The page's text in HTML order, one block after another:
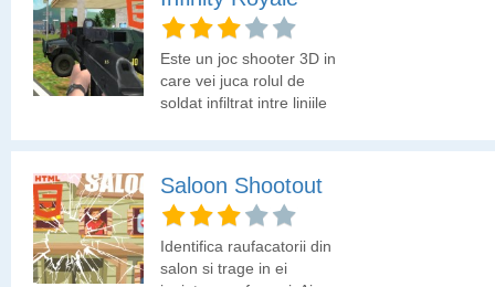
Este un joc shooter 3D in
care vei juca rolul de
soldat infiltrat intre liniile
Saloon Shootout
Identifica raufacatorii din
salon si trage in ei